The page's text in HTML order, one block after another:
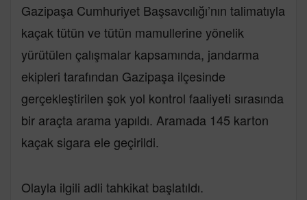
Gazipaşa Cumhuriyet Başsavcılığı’nın talimatıyla
kaçak tütün ve tütün mamullerine yönelik
yürütülen çalışmalar kapsamında, jandarma
ekipleri tarafından Gazipaşa ilçesinde
gerçekleştirilen şok yol kontrol faaliyeti sırasında
bir araçta arama yapıldı. Aramada 145 karton
kaçak sigara ele geçirildi.
Olayla ilgili adli tahkikat başlatıldı.